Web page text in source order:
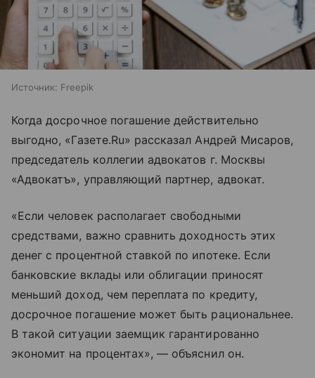
Источник: Freepik
Когда досрочное погашение действительно
выгодно, «Газете.Ru» рассказал Андрей Мисаров,
председатель коллегии адвокатов г. Москвы
«Адвокатъ», управляющий партнер, адвокат.
«Если человек располагает свободными
средствами, важно сравнить доходность этих
денег с процентной ставкой по ипотеке. Если
банковские вклады или облигации приносят
меньший доход, чем переплата по кредиту,
досрочное погашение может быть рациональнее.
В такой ситуации заемщик гарантированно
экономит на процентах», — объяснил он.